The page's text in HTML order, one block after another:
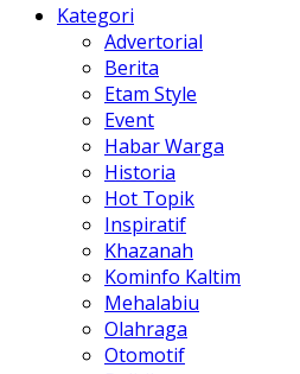
Kategori
Advertorial
Berita
Etam Style
Event
Habar Warga
Historia
Hot Topik
Inspiratif
Khazanah
Kominfo Kaltim
Mehalabiu
Olahraga
Otomotif